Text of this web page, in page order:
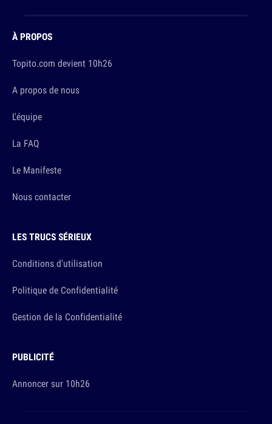
À PROPOS
Topito.com devient 10h26
A propos de nous
L'équipe
La FAQ
Le Manifeste
Nous contacter
LES TRUCS SÉRIEUX
Conditions d'utilisation
Politique de Confidentialité
Gestion de la Confidentialité
PUBLICITÉ
Annoncer sur 10h26